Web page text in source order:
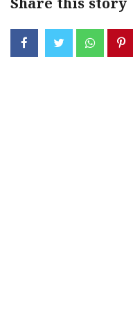
Share this story